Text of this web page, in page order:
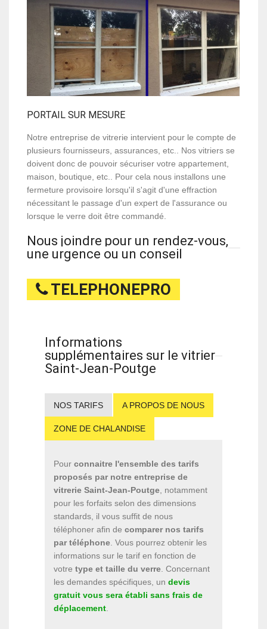
PORTAIL SUR MESURE
Notre entreprise de vitrerie intervient pour le compte de
plusieurs fournisseurs, assurances, etc.. Nos vitriers se
doivent donc de pouvoir sécuriser votre appartement,
maison, boutique, etc.. Pour cela nous installons une
fermeture provisoire lorsqu'il s'agit d'une effraction
nécessitant le passage d'un expert de l'assurance ou
lorsque le verre doit être commandé.
Nous joindre pour un rendez-vous,
une urgence ou un conseil
TELEPHONEPRO
Informations
supplémentaires sur le vitrier
Saint-Jean-Poutge
NOS TARIFS A PROPOS DE NOUS
ZONE DE CHALANDISE
Pour connaitre l'ensemble des tarifs
proposés par notre entreprise de
vitrerie Saint-Jean-Poutge , notamment
pour les forfaits selon des dimensions
standards, il vous suffit de nous
téléphoner afin de comparer nos tarifs
par téléphone . Vous pourrez obtenir les
informations sur le tarif en fonction de
votre type et taille du verre . Concernant
les demandes spécifiques, un devis
gratuit vous sera établi sans frais de
déplacement